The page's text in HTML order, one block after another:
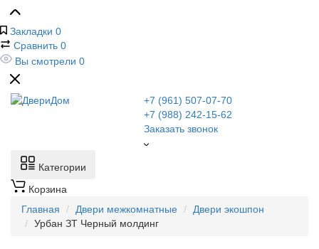
Закладки 0
Сравнить 0
Вы смотрели 0
+7 (961) 507-07-70
+7 (988) 242-15-62
Заказать звонок
Категории
Корзина
Главная
Двери межкомнатные
Двери экошпон
Урбан ЗТ Черный молдинг